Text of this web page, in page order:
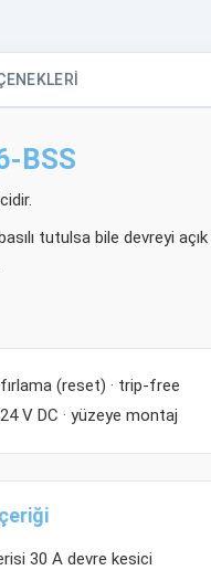
BSS
tutulsa bile devreyi
(reset) · trip-free
V DC · yüzeye montaj
30 A devre kesici